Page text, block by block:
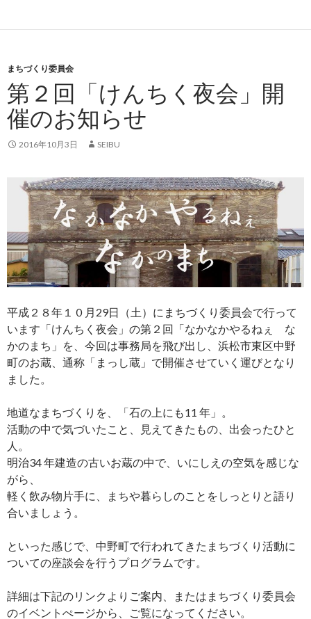
まちづくり委員会
第２回「けんちく夜会」開
催のお知らせ
2016年10月3日 SEIBU
平成２８年１０月29日（土）にまちづくり委員会で行って
います「けんちく夜会」の第２回「なかなかやるねぇ な
かのまち」を、今回は事務局を飛び出し、浜松市東区中野
町のお蔵、通称「まっし蔵」で開催させていく運びとなり
ました。
地道なまちづくりを、「石の上にも11 年」。
活動の中で気づいたこと、見えてきたもの、出会ったひと
人。
明治34 年建造の古いお蔵の中で、いにしえの空気を感じな
がら、
軽く飲み物片手に、まちや暮らしのことをしっとりと語り
合いましょう。
といった感じで、中野町で行われてきたまちづくり活動に
ついての座談会を行うプログラムです。
詳細は下記のリンクよりご案内、またはまちづくり委員会
のイベントぺージから、ご覧になってください。